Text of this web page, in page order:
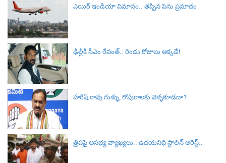
ఎయిర్ ఇండియా విమానం.. తప్పిన పెను ప్రమాదం
ఢిల్లీకి సీఎం రేవంత్.. రెండు రోజులు అక్కడే!
హరీష్‌ రావు గుళ్ళు, గోపురాలకు వెళ్ళకూడదా?
త్రిషపై అసభ్య వ్యాఖ్యలు.. ఉదయనిధి స్టాలిన్ అరెస్ట్..